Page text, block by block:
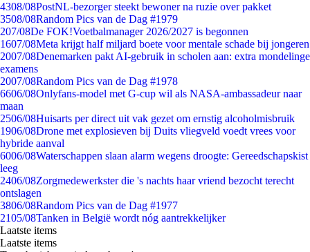
4308/08PostNL-bezorger steekt bewoner na ruzie over pakket
3508/08Random Pics van de Dag #1979
207/08De FOK!Voetbalmanager 2026/2027 is begonnen
1607/08Meta krijgt half miljard boete voor mentale schade bij jongeren
2007/08Denemarken pakt AI-gebruik in scholen aan: extra mondelinge
examens
2007/08Random Pics van de Dag #1978
6606/08Onlyfans-model met G-cup wil als NASA-ambassadeur naar
maan
2506/08Huisarts per direct uit vak gezet om ernstig alcoholmisbruik
1906/08Drone met explosieven bij Duits vliegveld voedt vrees voor
hybride aanval
6006/08Waterschappen slaan alarm wegens droogte: Gereedschapskist
leeg
2406/08Zorgmedewerkster die 's nachts haar vriend bezocht terecht
ontslagen
3806/08Random Pics van de Dag #1977
2105/08Tanken in België wordt nóg aantrekkelijker
Laatste items
Laatste items